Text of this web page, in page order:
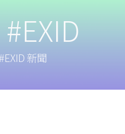
新聞